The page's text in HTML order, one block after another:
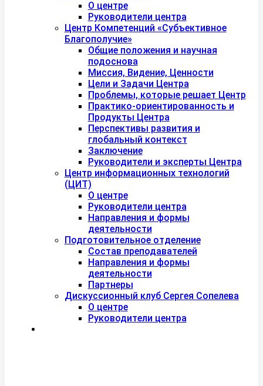
О центре
Руководители центра
Центр Компетенций «Субъективное
Благополучие»
Общие положения и научная
подоснова
Миссия, Видение, Ценности
Цели и Задачи Центра
Проблемы, которые решает Центр
Практико-ориентированность и
Продукты Центра
Перспективы развития и
глобальный контекст
Заключение
Руководители и эксперты Центра
Центр информационных технологий
(ЦИТ)
О центре
Руководители центра
Направления и формы
деятельности
Подготовительное отделение
Состав преподавателей
Направления и формы
деятельности
Партнеры
Дискуссионный клуб Сергея Сопелева
О центре
Руководители центра